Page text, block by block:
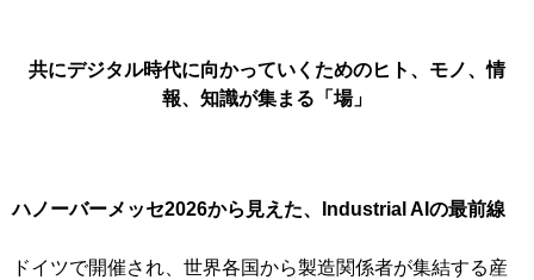
共にデジタル時代に向かっていくためのヒト、モノ、情
報、知識が集まる「場」
ハノーバーメッセ2026から見えた、Industrial AIの最前線
ドイツで開催され、世界各国から製造関係者が集結する産